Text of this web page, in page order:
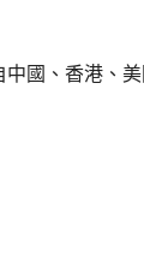
國、香港、